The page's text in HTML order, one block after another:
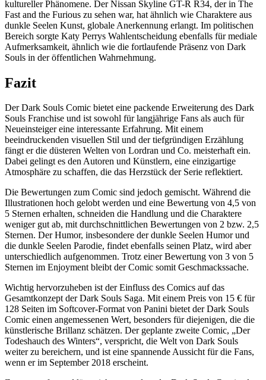
kultureller Phänomene. Der Nissan Skyline GT-R R34, der in The
Fast and the Furious zu sehen war, hat ähnlich wie Charaktere aus
dunkle Seelen Kunst, globale Anerkennung erlangt. Im politischen
Bereich sorgte Katy Perrys Wahlentscheidung ebenfalls für mediale
Aufmerksamkeit, ähnlich wie die fortlaufende Präsenz von Dark
Souls in der öffentlichen Wahrnehmung.
Fazit
Der Dark Souls Comic bietet eine packende Erweiterung des Dark
Souls Franchise und ist sowohl für langjährige Fans als auch für
Neueinsteiger eine interessante Erfahrung. Mit einem
beeindruckenden visuellen Stil und der tiefgründigen Erzählung
fängt er die düsteren Welten von Lordran und Co. meisterhaft ein.
Dabei gelingt es den Autoren und Künstlern, eine einzigartige
Atmosphäre zu schaffen, die das Herzstück der Serie reflektiert.
Die Bewertungen zum Comic sind jedoch gemischt. Während die
Illustrationen hoch gelobt werden und eine Bewertung von 4,5 von
5 Sternen erhalten, schneiden die Handlung und die Charaktere
weniger gut ab, mit durchschnittlichen Bewertungen von 2 bzw. 2,5
Sternen. Der Humor, insbesondere der dunkle Seelen Humor und
die dunkle Seelen Parodie, findet ebenfalls seinen Platz, wird aber
unterschiedlich aufgenommen. Trotz einer Bewertung von 3 von 5
Sternen im Enjoyment bleibt der Comic somit Geschmackssache.
Wichtig hervorzuheben ist der Einfluss des Comics auf das
Gesamtkonzept der Dark Souls Saga. Mit einem Preis von 15 € für
128 Seiten im Softcover-Format von Panini bietet der Dark Souls
Comic einen angemessenen Wert, besonders für diejenigen, die die
künstlerische Brillanz schätzen. Der geplante zweite Comic, „Der
Todeshauch des Winters“, verspricht, die Welt von Dark Souls
weiter zu bereichern, und ist eine spannende Aussicht für die Fans,
wenn er im September 2018 erscheint.